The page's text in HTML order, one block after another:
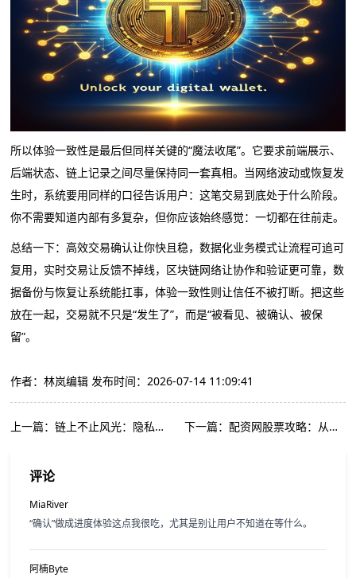
所以体验一致性是最后但同样关键的“魔法收尾”。它要求前端展示、
后端状态、链上记录之间尽量保持同一套真相。当网络波动或恢复发
生时，系统要用同样的口径告诉用户：这笔交易到底处于什么阶段。
你不需要知道内部有多复杂，但你应该始终感觉：一切都在往前走。
总结一下：高效交易确认让你快且稳，数据化业务模式让流程可追可
复用，实时交易让反馈不掉线，区块链网络让协作和验证更可靠，数
据备份与恢复让系统能扛事，体验一致性则让信任不被打断。把这些
放在一起，交易就不只是“发生了”，而是“被看见、被确认、被保
留”。
作者：林岚编辑 发布时间：2026-07-14 11:09:41
上一篇：链上不止风光：隐私护城河+智能金融引擎的霸气重构 下一篇：配资网股票攻略：从趋势判断到资金风控的“强约束”路线图
评论
MiaRiver
“确认”做成进度体验这点我很吃，尤其是别让用户不知道在等什么。
阿楠Byte